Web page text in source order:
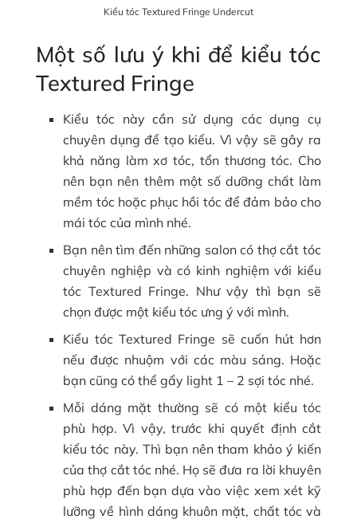
Kiểu tóc Textured Fringe Undercut
Một số lưu ý khi để kiểu tóc
Textured Fringe
Kiểu tóc này cần sử dụng các dụng cụ
chuyên dụng để tạo kiểu. Vì vậy sẽ gây ra
khả năng làm xơ tóc, tổn thương tóc. Cho
nên bạn nên thêm một số dưỡng chất làm
mềm tóc hoặc phục hồi tóc để đảm bảo cho
mái tóc của mình nhé.
Bạn nên tìm đến những salon có thợ cắt tóc
chuyên nghiệp và có kinh nghiệm với kiểu
tóc Textured Fringe. Như vậy thì bạn sẽ
chọn được một kiểu tóc ưng ý với mình.
Kiểu tóc Textured Fringe sẽ cuốn hút hơn
nếu được nhuộm với các màu sáng. Hoặc
bạn cũng có thể gẩy light 1 – 2 sợi tóc nhé.
Mỗi dáng mặt thường sẽ có một kiểu tóc
phù hợp. Vì vậy, trước khi quyết định cắt
kiểu tóc này. Thì bạn nên tham khảo ý kiến
của thợ cắt tóc nhé. Họ sẽ đưa ra lời khuyên
phù hợp đến bạn dựa vào việc xem xét kỹ
lưỡng về hình dáng khuôn mặt, chất tóc và